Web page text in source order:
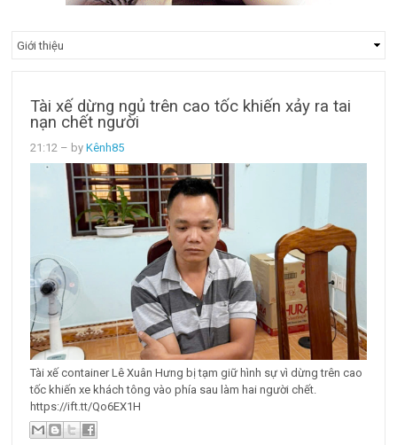
Tài xế dừng ngủ trên cao tốc khiến xảy ra tai
nạn chết người
21:12 – byKênh85
Tài xế container Lê Xuân Hưng bị tạm giữ hình sự vì dừng trên cao
tốc khiến xe khách tông vào phía sau làm hai người chết.
https://ift.tt/Qo6EX1H